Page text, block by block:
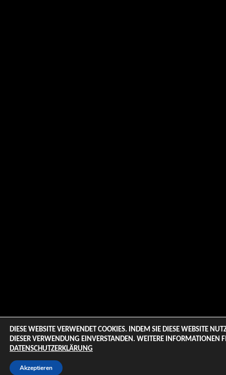
DIESE WEBSITE VERWENDET COOKIES. INDEM SIE DIESE WEBSITE
DIESER VERWENDUNG EINVERSTANDEN. WEITERE INFORMATIONEN
DATENSCHUTZERKLÄRUNG
Akzeptieren